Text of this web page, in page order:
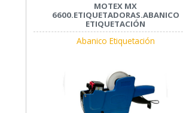
MOTEX MX
6600.ETIQUETADORAS.ABANICO
ETIQUETACIÓN
Abanico Etiquetación